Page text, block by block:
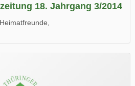
18. Jahrgang 3/2014
beim Lesen.